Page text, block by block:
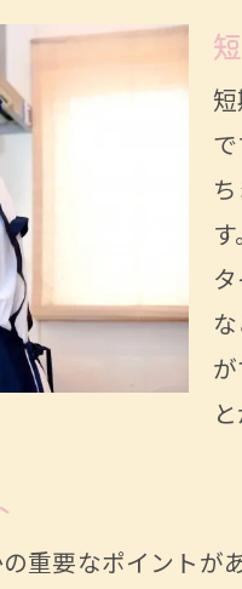
家事代行の短
短時間で
心に余裕
家事代行
自由時間
心の平穏
短期利用
短期利用で効
最適な家
信頼でき
重要なポイントが